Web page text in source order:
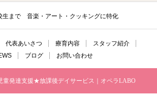
生まで 音楽・アート・クッキングに特化
代表あいさつ 療育内容
スタッフ紹介
ブログ お問い合わせ
童発達支援★放課後デイサービス｜オペラLABO